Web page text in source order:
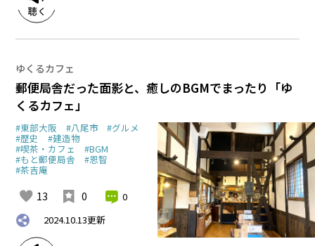
ゆくるカフェ
郵便局舎だった面影と、癒しのBGMでまったり「ゆ
くるカフェ」
#東部大阪 #八尾市 #グルメ
#歴史 #建造物
#喫茶・カフェ #BGM
#もと郵便局舎 #恩智
#茶吉庵
13 0
0
2024.10.13更新